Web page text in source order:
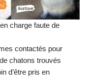
charge faute de
contactés pour
chatons trouvés
d’être pris en